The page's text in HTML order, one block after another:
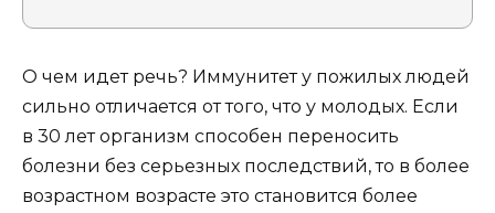
О чем идет речь? Иммунитет у пожилых людей
сильно отличается от того, что у молодых. Если
в 30 лет организм способен переносить
болезни без серьезных последствий, то в более
возрастном возрасте это становится более